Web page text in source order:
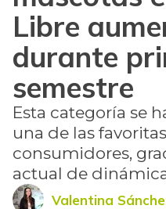
Libre
durante
semestre
Esta categoría se
una de las
consumidores,
actual de
Valentina